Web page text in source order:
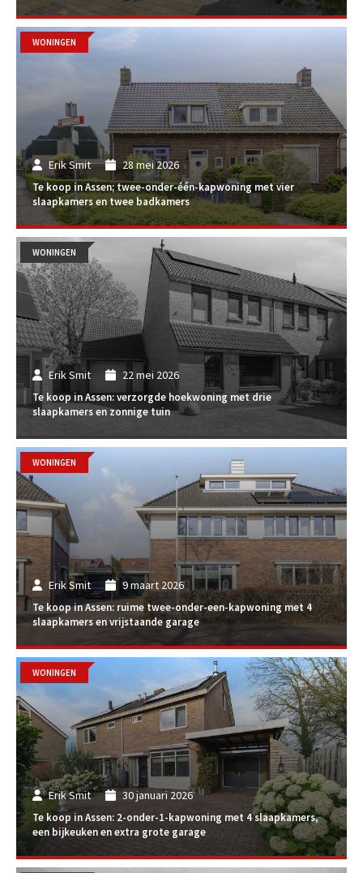
Erik Smit 28 mei 2026
Te koop in Assen; twee-onder-één-kapwoning met vier
slaapkamers en twee badkamers
WONINGEN
Erik Smit 22 mei 2026
Te koop in Assen: verzorgde hoekwoning met drie
slaapkamers en zonnige tuin
WONINGEN
Erik Smit 9 maart 2026
Te koop in Assen: ruime twee-onder-een-kapwoning met 4
slaapkamers en vrijstaande garage
WONINGEN
Erik Smit 30 januari 2026
Te koop in Assen: 2-onder-1-kapwoning met 4 slaapkamers,
een bijkeuken en extra grote garage
WONINGEN